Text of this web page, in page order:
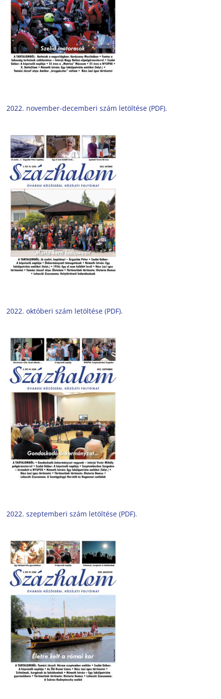
2022. november-decemberi szám letöltése (PDF).
2022. októberi szám letöltése (PDF).
2022. szeptemberi szám letöltése (PDF).